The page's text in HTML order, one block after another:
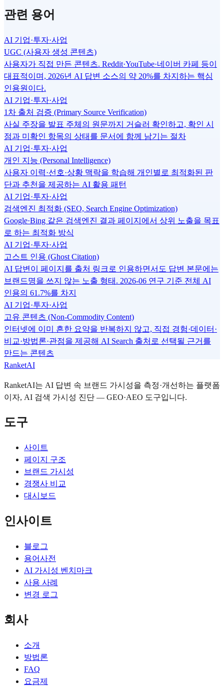
관련 용어
AI 기업·투자·사업
UGC (사용자 생성 콘텐츠)
사용자가 직접 만든 콘텐츠. Reddit·YouTube·네이버 카페 등이
대표적이며, 2026년 AI 답변 소스의 약 20%를 차지하는 핵심
인용원이다.
AI 기업·투자·사업
1차 출처 검증 (Primary Source Verification)
사실 주장을 발표 주체의 원문까지 거슬러 확인하고, 확인 시
점과 미확인 항목의 상태를 문서에 함께 남기는 절차
AI 기업·투자·사업
개인 지능 (Personal Intelligence)
사용자 이력·선호·상황 맥락을 학습해 개인별로 최적화된 판
단과 추천을 제공하는 AI 활용 패턴
AI 기업·투자·사업
검색엔진 최적화 (SEO, Search Engine Optimization)
Google·Bing 같은 검색엔진 결과 페이지에서 상위 노출을 목표
로 하는 최적화 방식
AI 기업·투자·사업
고스트 인용 (Ghost Citation)
AI 답변이 페이지를 출처 링크로 인용하면서도 답변 본문에는
브랜드명을 쓰지 않는 노출 형태. 2026-06 연구 기준 전체 AI
인용의 61.7%를 차지
AI 기업·투자·사업
고유 콘텐츠 (Non-Commodity Content)
인터넷에 이미 흔한 요약을 반복하지 않고, 직접 경험·데이터·
비교·방법론·관점을 제공해 AI Search 출처로 선택될 근거를
만드는 콘텐츠
RanketAI
RanketAI는 AI 답변 속 브랜드 가시성을 측정·개선하는 플랫폼
이자, AI 검색 가시성 진단 — GEO·AEO 도구입니다.
도구
사이트
페이지 구조
브랜드 가시성
경쟁사 비교
대시보드
인사이트
블로그
용어사전
AI 가시성 벤치마크
사용 사례
변경 로그
회사
소개
방법론
FAQ
요금제